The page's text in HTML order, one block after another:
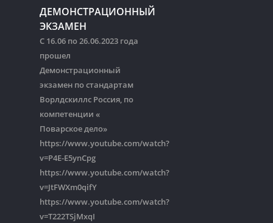
ДЕМОНСТРАЦИОННЫЙ
ЭКЗАМЕН
С 16.06 по 26.06.2023 года
прошел
Демонстрационный
экзамен по стандартам
Ворлдскиллс Россия, по
компетенции «
Поварское дело»
https://www.youtube.com/watch?
v=P4E-E5ynCpg
https://www.youtube.com/watch?
v=JtFWXm0qifY
https://www.youtube.com/watch?
v=T222TSjMxqI